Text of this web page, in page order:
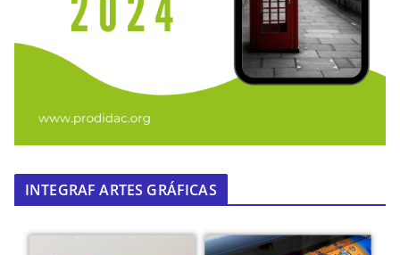
INTEGRAF ARTES GRÁFICAS